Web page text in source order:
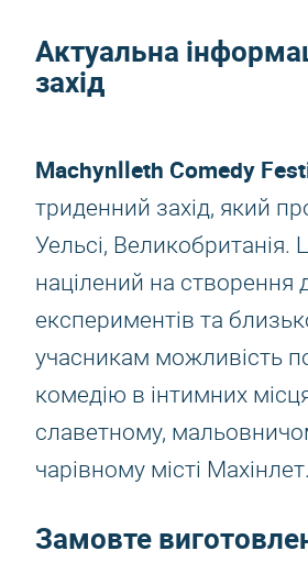
Актуальна
захід
Machynlleth Comedy
триденний захід, який
Уельсі, Великобританія.
націлений на створення
експериментів та
учасникам можливість
комедію в інтимних
славетному,
чарівному місті Махінлет.
Замовте